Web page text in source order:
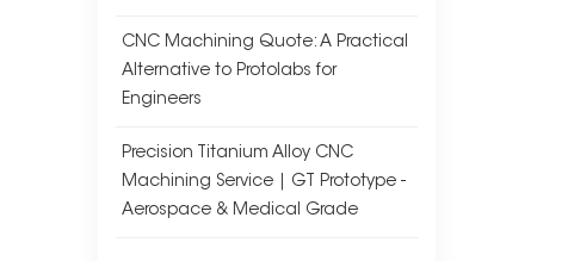
CNC Machining Quote: A Practical
Alternative to Protolabs for
Engineers
Precision Titanium Alloy CNC
Machining Service | GT Prototype -
Aerospace & Medical Grade